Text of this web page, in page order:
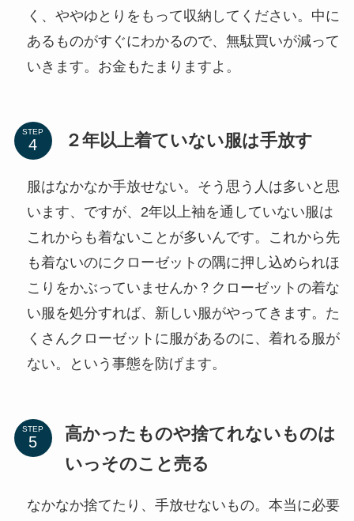
く、ややゆとりをもって収納してください。中に
あるものがすぐにわかるので、無駄買いが減って
いきます。お金もたまりますよ。
STEP ２年以上着ていない服は手放す
服はなかなか手放せない。そう思う人は多いと思
います、ですが、2年以上袖を通していない服は
これからも着ないことが多いんです。これから先
も着ないのにクローゼットの隅に押し込められほ
こりをかぶっていませんか？クローゼットの着な
い服を処分すれば、新しい服がやってきます。た
くさんクローゼットに服があるのに、着れる服が
ない。という事態を防げます。
STEP
高かったものや捨てれないものは
いっそのこと売る
なかなか捨てたり、手放せないもの。本当に必要